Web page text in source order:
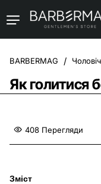
Як голитися
408 Перегляди
Зміст